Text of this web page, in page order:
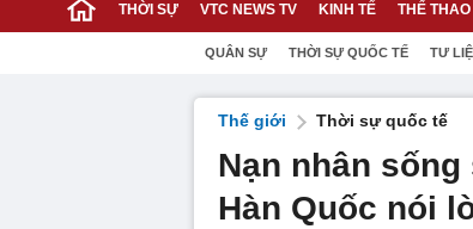
THỜI SỰ VTC NEWS TV KINH TẾ THỂ THAO
QUÂN SỰ THỜI SỰ QUỐC TẾ TƯ
Thế giới Thời sự quốc tế
Nạn nhân
Hàn Quốc nói